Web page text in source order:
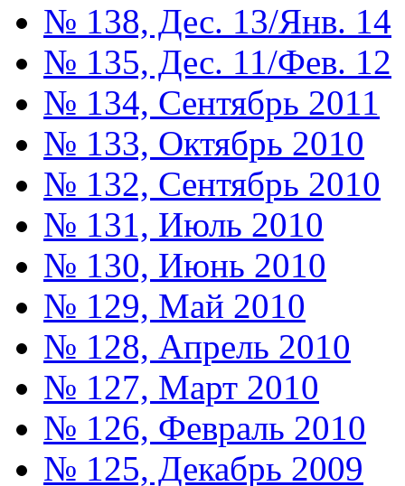
№ 138, Дес. 13/Янв. 14
№ 135, Дес. 11/Фев. 12
№ 134, Сентябрь 2011
№ 133, Октябрь 2010
№ 132, Сентябрь 2010
№ 131, Июль 2010
№ 130, Июнь 2010
№ 129, Май 2010
№ 128, Апрель 2010
№ 127, Март 2010
№ 126, Февраль 2010
№ 125, Декабрь 2009